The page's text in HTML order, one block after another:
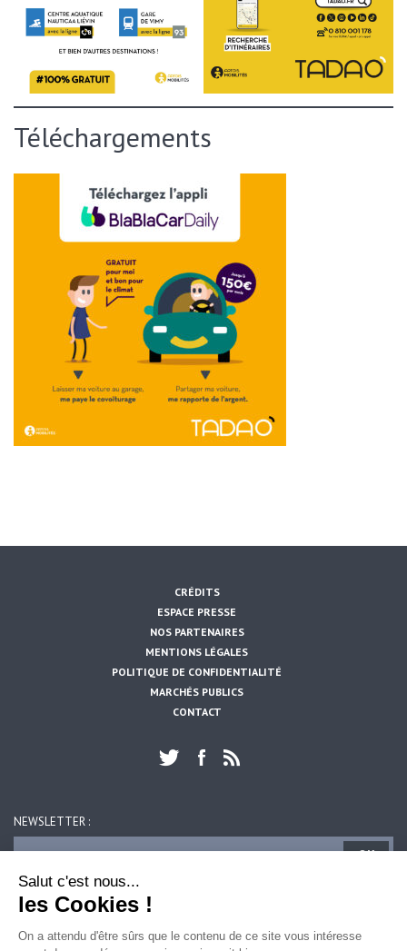
Téléchargements
https://www.artois-mobilites.fr/givenchy-en-gohelle/
CRÉDITS
ESPACE PRESSE
NOS PARTENAIRES
MENTIONS LÉGALES
POLITIQUE DE CONFIDENTIALITÉ
MARCHÉS PUBLICS
CONTACT
NEWSLETTER :
OK
39, rue du 14 juillet
62300 LENS
Salut c'est nous...
les Cookies !
On a attendu d'être sûrs que le contenu de ce site vous intéresse